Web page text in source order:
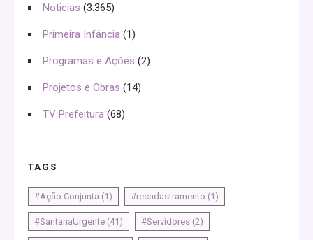
Noticias (3.365)
Primeira Infância (1)
Programas e Ações (2)
Projetos e Obras (14)
TV Prefeitura (68)
TAGS
#Ação Conjunta (1) #recadastramento (1)
#SantanaUrgente (41) #Servidores (2)